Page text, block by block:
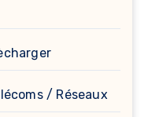
/ Réseaux